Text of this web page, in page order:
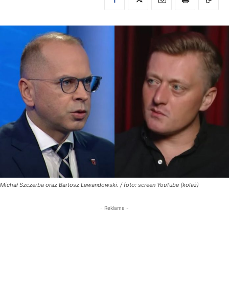
Michał Szczerba oraz Bartosz Lewandowski. / foto: screen YouTube (kolaż)
- Reklama -